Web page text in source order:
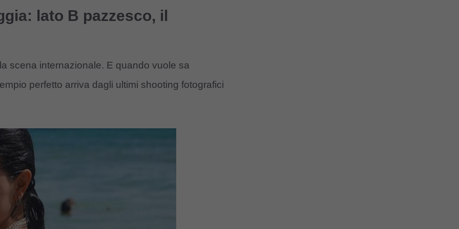
lato B pazzesco, il
scena internazionale. E quando vuole sa
perfetto arriva dagli ultimi shooting fotografici